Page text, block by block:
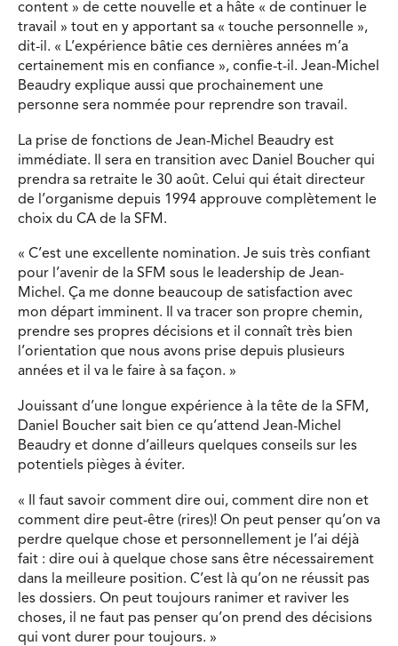
content » de cette nouvelle et a hâte « de continuer le
travail » tout en y apportant sa « touche personnelle »,
dit-il. « L’expérience bâtie ces dernières années m’a
certainement mis en confiance », confie-t-il. Jean-Michel
Beaudry explique aussi que prochainement une
personne sera nommée pour reprendre son travail.
La prise de fonctions de Jean-Michel Beaudry est
immédiate. Il sera en transition avec Daniel Boucher qui
prendra sa retraite le 30 août. Celui qui était directeur
de l’organisme depuis 1994 approuve complètement le
choix du CA de la SFM.
« C’est une excellente nomination. Je suis très confiant
pour l’avenir de la SFM sous le leadership de Jean-
Michel. Ça me donne beaucoup de satisfaction avec
mon départ imminent. Il va tracer son propre chemin,
prendre ses propres décisions et il connaît très bien
l’orientation que nous avons prise depuis plusieurs
années et il va le faire à sa façon. »
Jouissant d’une longue expérience à la tête de la SFM,
Daniel Boucher sait bien ce qu’attend Jean-Michel
Beaudry et donne d’ailleurs quelques conseils sur les
potentiels pièges à éviter.
« Il faut savoir comment dire oui, comment dire non et
comment dire peut-être (rires)! On peut penser qu’on va
perdre quelque chose et personnellement je l’ai déjà
fait : dire oui à quelque chose sans être nécessairement
dans la meilleure position. C’est là qu’on ne réussit pas
les dossiers. On peut toujours ranimer et raviver les
choses, il ne faut pas penser qu’on prend des décisions
qui vont durer pour toujours. »